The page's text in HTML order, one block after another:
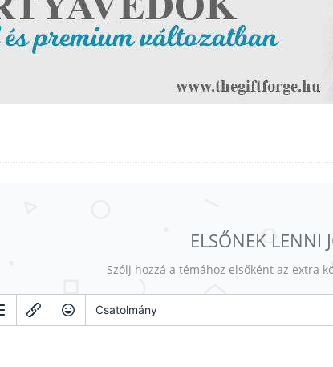
ELSŐNEK LENNI
Szólj hozzá a témához elsőként az extra
Csatolmány